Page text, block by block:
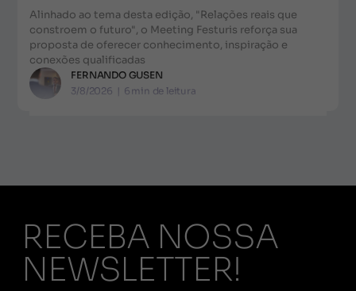
Alinhado ao tema desta edição, "Relações reais que
constroem o futuro", o Meeting Festuris reforça sua
proposta de oferecer conhecimento, inspiração e
conexões qualificadas
FERNANDO GUSEN
3/8/2026 | 6 min de leitura
RECEBA NOSSA
NEWSLETTER!